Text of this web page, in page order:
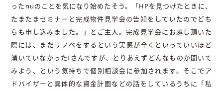
ったnuのことを気になり始めたそう。「HPを見つけたときに、
たまたまセミナーと完成物件見学会の告知をしていたのでどち
らも申し込みました。」とご主人。完成見学会にお越し頂いた
際には、まだリノベをするという実感が全くといっていいほど
湧いていなかったIさんですが、とりあえずどんなものか聞いて
みよう、という気持ちで個別相談会に参加されます。そこでア
ドバイザーと具体的な資金計画などの話をしているうちに「私